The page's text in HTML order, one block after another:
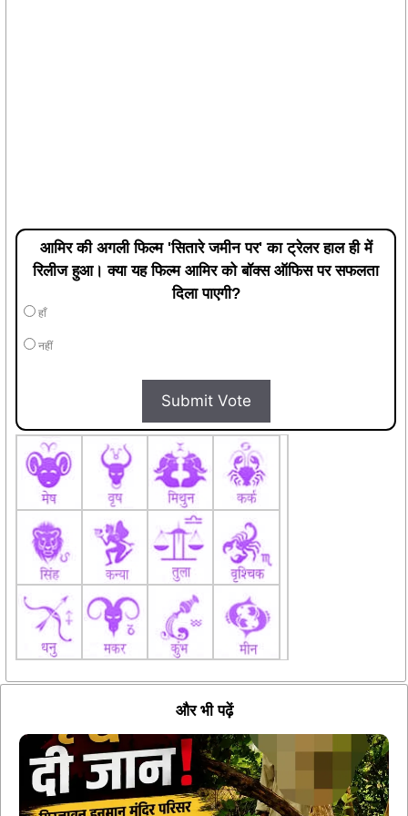
आमिर की अगली फिल्म 'सितारे जमीन पर' का ट्रेलर हाल ही में
रिलीज हुआ। क्या यह फिल्म आमिर को बॉक्स ऑफिस पर सफलता
दिला पाएगी?
हाँ
नहीं
Submit Vote
और भी पढ़ें